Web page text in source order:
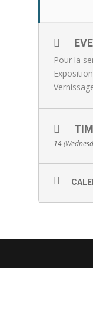
Pour la
14